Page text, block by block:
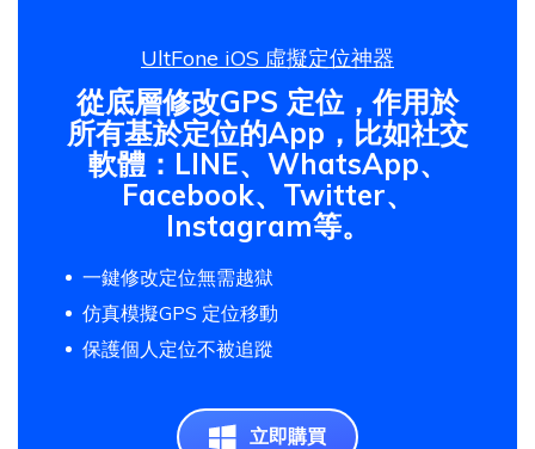
UltFone iOS 虛擬定位神器
從底層修改GPS 定位，作用於
所有基於定位的App，比如社交
軟體：LINE、WhatsApp、
Facebook、Twitter、
Instagram等。
一鍵修改定位無需越獄
仿真模擬GPS 定位移動
保護個人定位不被追蹤
立即購買